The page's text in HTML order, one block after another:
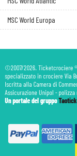
MSC World Europa
©2007/2026. Ticketcrociere
specializzato in crociere Via
Iscritta alla Camera di
Assicurazione Unipol - polizza
Un portale del gruppo